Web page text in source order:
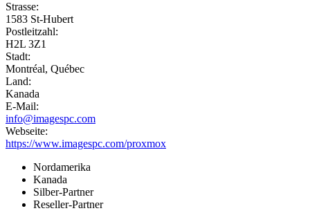
Strasse:
1583 St-Hubert
Postleitzahl:
H2L 3Z1
Stadt:
Montréal, Québec
Land:
Kanada
E-Mail:
info@imagespc.com
Webseite:
https://www.imagespc.com/proxmox
Nordamerika
Kanada
Silber-Partner
Reseller-Partner